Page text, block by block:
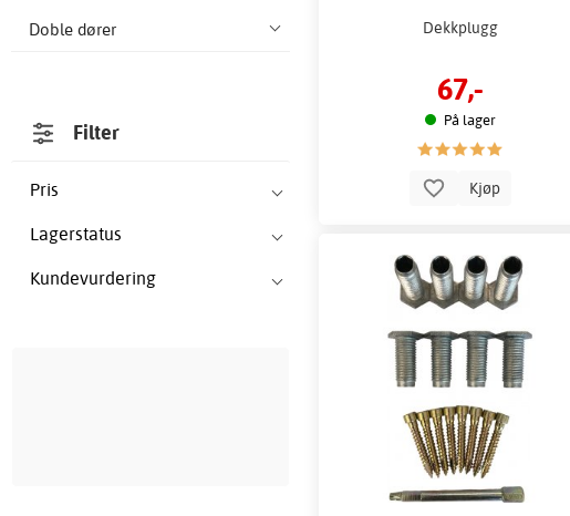
Doble dører
Filter
Pris
Lagerstatus
Kundevurdering
Dekkplugg
67,-
På lager
Kjøp